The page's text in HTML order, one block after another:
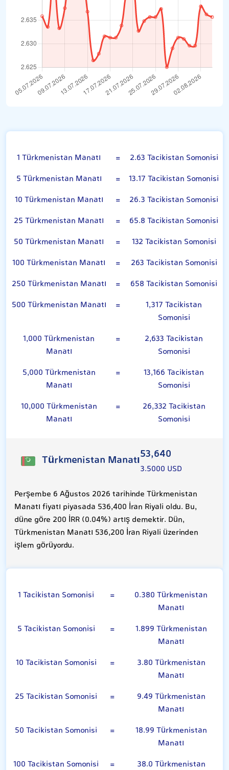
1 Türkmenistan Manatı =
2.63 Tacikistan Somonisi
5 Türkmenistan Manatı
=
13.17 Tacikistan Somonisi
10 Türkmenistan Manatı
=
26.3 Tacikistan Somonisi
25 Türkmenistan Manatı
=
65.8 Tacikistan Somonisi
50 Türkmenistan Manatı
=
132 Tacikistan Somonisi
100 Türkmenistan Manatı
=
263 Tacikistan Somonisi
250 Türkmenistan Manatı
=
658 Tacikistan Somonisi
500 Türkmenistan Manatı
=
1,317 Tacikistan
Somonisi
1,000 Türkmenistan
Manatı
=
2,633 Tacikistan
Somonisi
5,000 Türkmenistan
Manatı
=
13,166 Tacikistan
Somonisi
10,000 Türkmenistan
Manatı
=
26,332 Tacikistan
Somonisi
Türkmenistan Manatı53,640
3.5000 USD
Perşembe 6 Ağustos 2026 tarihinde Türkmenistan
Manatı fiyatı piyasada 536,400 İran Riyali oldu. Bu,
düne göre 200 İRR (0.04%) artış demektir. Dün,
Türkmenistan Manatı 536,200 İran Riyali üzerinden
işlem görüyordu.
1 Tacikistan Somonisi =
0.380 Türkmenistan
Manatı
5 Tacikistan Somonisi
=
1.899 Türkmenistan
Manatı
10 Tacikistan Somonisi
=
3.80 Türkmenistan
Manatı
25 Tacikistan Somonisi
=
9.49 Türkmenistan
Manatı
50 Tacikistan Somonisi
=
18.99 Türkmenistan
Manatı
100 Tacikistan Somonisi
= 38.0 Türkmenistan